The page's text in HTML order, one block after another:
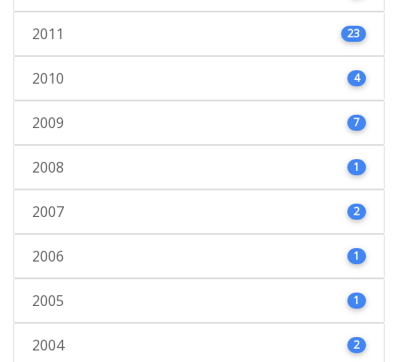
2011 23
2010 4
2009 7
2008 1
2007 2
2006 1
2005 1
2004 2